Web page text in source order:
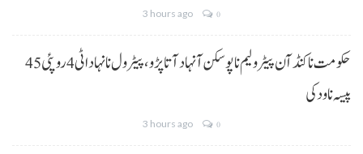
3 hours ago 0
حکومت نا کنڈ آن پیٹرولیم نا پوسکن آ نہاد آتا پڑو،پیٹرول نا نہاد اٹی 4 روپئی 45
پیسہ نا ودکی
3 hours ago 0